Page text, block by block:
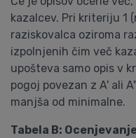
kazalcev. Pri kriteriju 1
raziskovalca oziroma
izpolnjenih čim več
upošteva samo opis v
pogoj povezan z A' ali
manjša od minimalne.
Tabela B: